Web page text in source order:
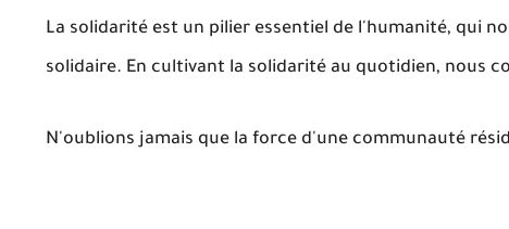
La solidarité est un pilier essentiel de l'humanité, qui
solidaire. En cultivant la solidarité au quotidien, nous
N'oublions jamais que la force d'une communauté